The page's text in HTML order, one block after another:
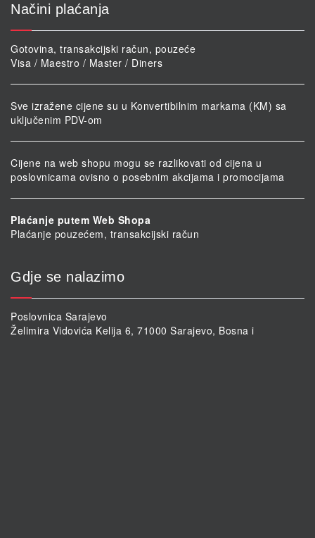
Načini plaćanja
Gotovina, transakcijski račun, pouzeće
Visa / Maestro / Master / Diners
Sve izražene cijene su u Konvertibilnim markama (KM) sa
uključenim PDV-om
Cijene na web shopu mogu se razlikovati od cijena u
poslovnicama ovisno o posebnim akcijama i promocijama
Plaćanje putem Web Shopa
Plaćanje pouzećem, transakcijski račun
Gdje se nalazimo
Poslovnica Sarajevo
Želimira Vidovića Kelija 6, 71000 Sarajevo, Bosna i